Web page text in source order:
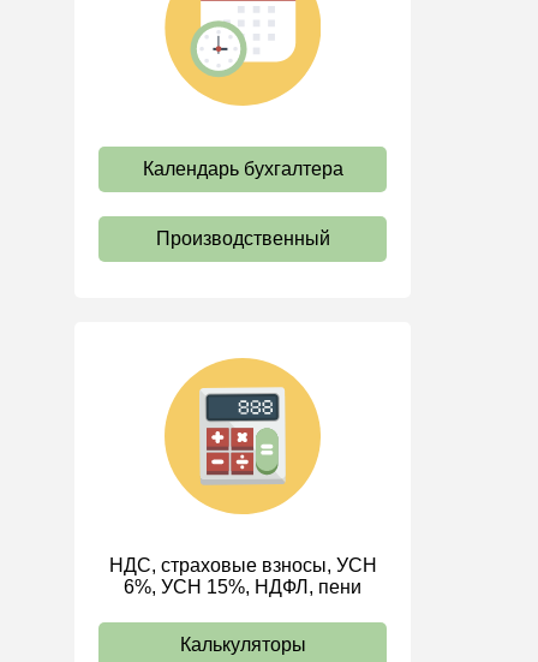
труда
Отпуск и время отдыха
Оплата труда
Ответственность и
взыскания
Пенсии
Трудовые книжки
Кадровые документы и
образцы
Персональные данные
ИП
Календарь бухгалтера
Производственный
НДС, страховые взносы, УСН
6%, УСН 15%, НДФЛ, пени
Калькуляторы